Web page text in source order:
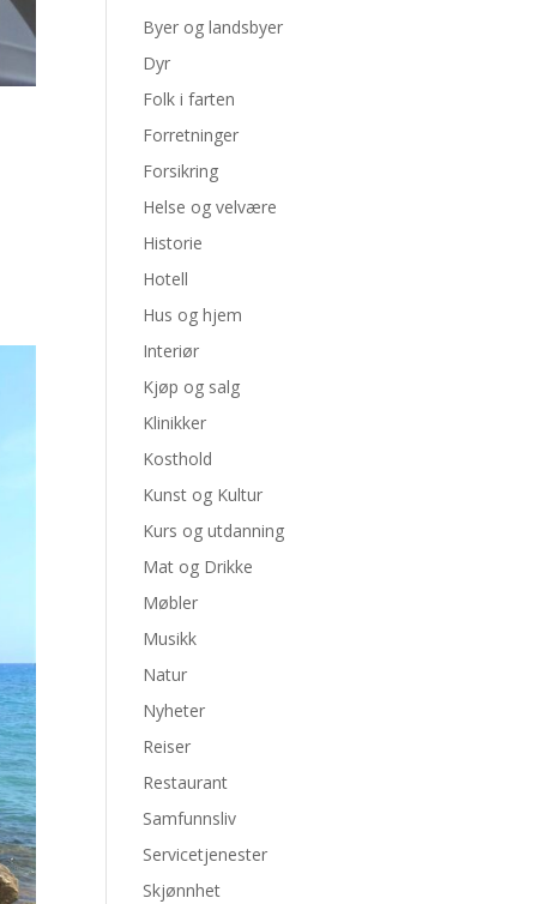
Byer og landsbyer
Dyr
Folk i farten
Forretninger
Forsikring
Helse og velvære
Historie
Hotell
Hus og hjem
Interiør
Kjøp og salg
Klinikker
Kosthold
Kunst og Kultur
Kurs og utdanning
Mat og Drikke
Møbler
Musikk
Natur
Nyheter
Reiser
Restaurant
Samfunnsliv
Servicetjenester
Skjønnhet